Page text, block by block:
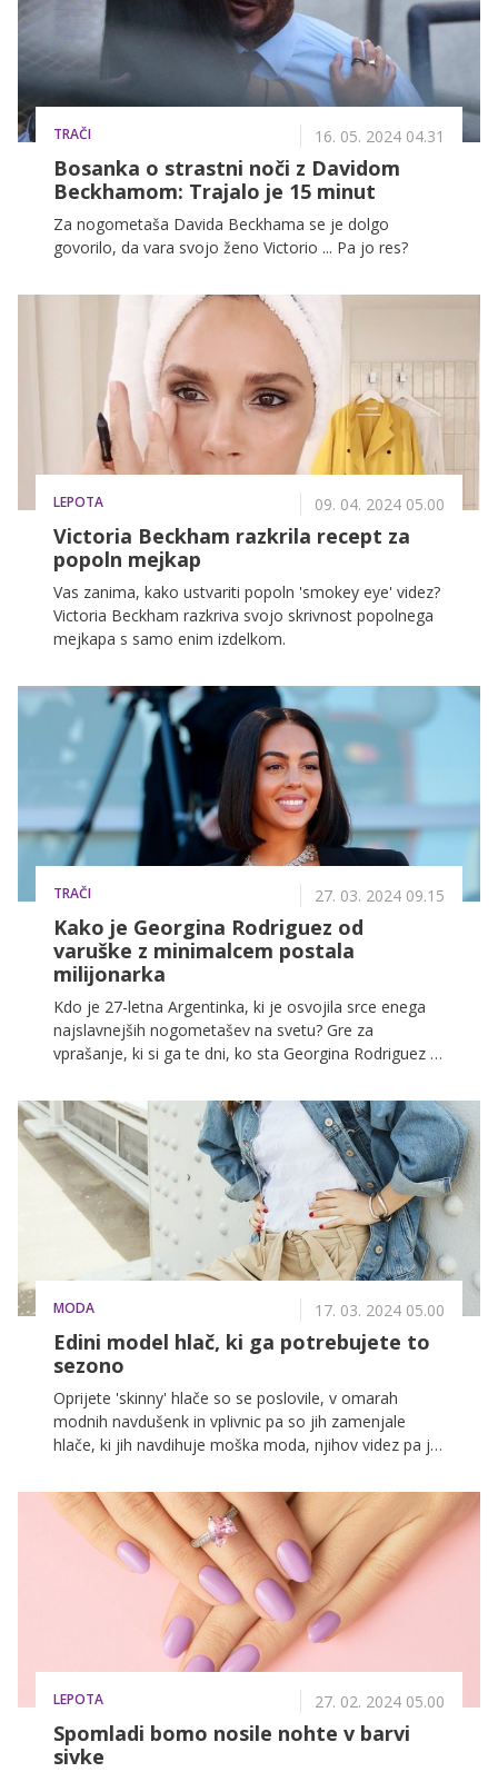
TRAČI 16. 05. 2024 04.31
Bosanka o strastni noči z Davidom
Beckhamom: Trajalo je 15 minut
Za nogometaša Davida Beckhama se je dolgo
govorilo, da vara svojo ženo Victorio ... Pa jo res?
LEPOTA 09. 04. 2024 05.00
Victoria Beckham razkrila recept za
popoln mejkap
Vas zanima, kako ustvariti popoln 'smokey eye' videz?
Victoria Beckham razkriva svojo skrivnost popolnega
mejkapa s samo enim izdelkom.
TRAČI 27. 03. 2024 09.15
Kako je Georgina Rodriguez od
varuške z minimalcem postala
milijonarka
Kdo je 27-letna Argentinka, ki je osvojila srce enega
najslavnejših nogometašev na svetu? Gre za
vprašanje, ki si ga te dni, ko sta Georgina Rodriguez in
verjetno zastavlja marsikdo. Kako je Georgina, ki je
nekoč delala kot varuška z minimalno plačo, postala
milijonarka, Ronaldova zaveznica in resničnostna
zvezdnica?
MODA 17. 03. 2024 05.00
Edini model hlač, ki ga potrebujete to
sezono
Oprijete 'skinny' hlače so se poslovile, v omarah
modnih navdušenk in vplivnic pa so jih zamenjale
hlače, ki jih navdihuje moška moda, njihov videz pa je
rečejo kar 'pisarniške' hlače.
LEPOTA 27. 02. 2024 05.00
Spomladi bomo nosile nohte v barvi
sivke